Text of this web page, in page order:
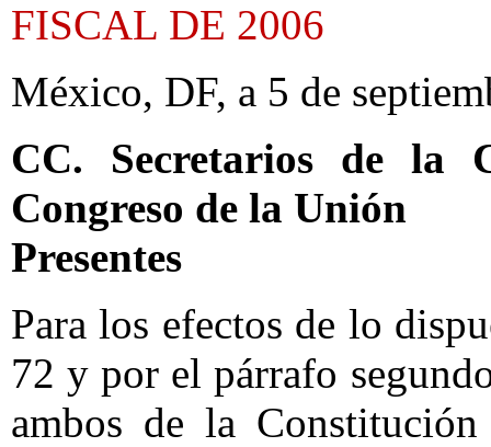
FISCAL DE 2006
México, DF, a 5 de
CC. Secretarios de la
Congreso de la Unión
Presentes
Para los efectos de lo
72 y por el párrafo
ambos de la